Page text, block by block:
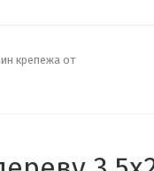
крепежа от